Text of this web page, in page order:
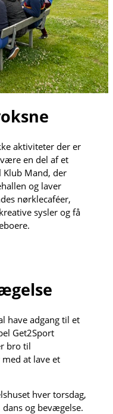
aktiviteter der er
en del af et
Mand, der
og laver
nørklecaféer,
sysler og få
have adgang til et
Get2Sport
bro til
at lave et
hver torsdag,
og bevægelse.